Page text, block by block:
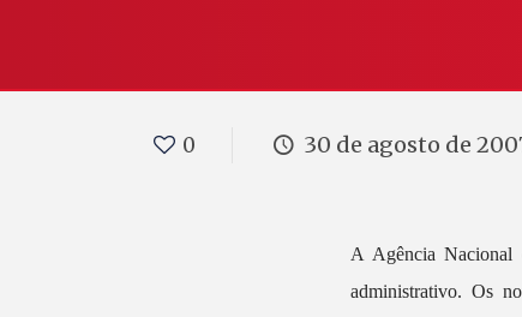
0 30 de agosto de
A Agência Nacional
administrativo. Os